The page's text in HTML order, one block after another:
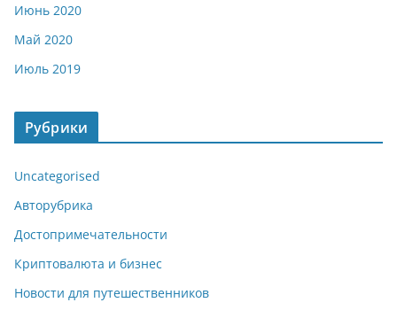
Июнь 2020
Май 2020
Июль 2019
Рубрики
Uncategorised
Авторубрика
Достопримечательности
Криптовалюта и бизнес
Новости для путешественников